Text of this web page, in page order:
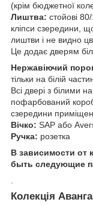
(крім бюджетної
Лиштва: стойові
кліпси сзередини,
лиштви і не видно
Це додає дверям
Нержавіючий
тільки на білій
Всі двері з білими
пофарбований
сзередини
Вічко: SAP або
Ручка: розетка
В зависимости от
быть следующие
Колекція